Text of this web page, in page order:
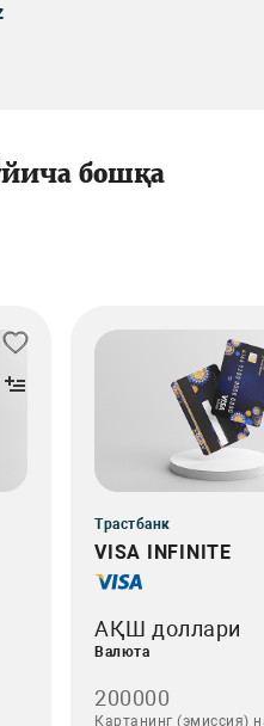
бошқа
Трастбанк
VISA INFINITE
АҚШ доллари
Валюта
200000
Картанинг (эмиссия)